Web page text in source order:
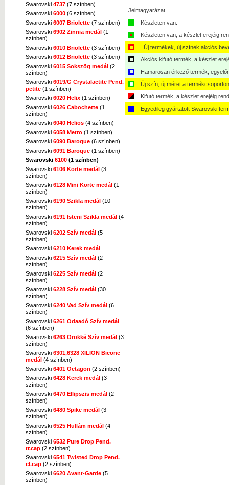
Swarovski 4737 (7 színben)
Swarovski 6000 (6 színben)
Swarovski 6007 Briolette (7 színben)
Swarovski 6902 Zinnia medál (1
színben)
Swarovski 6010 Briolette (3 színben)
Swarovski 6012 Briolette (3 színben)
Swarovski 6015 Sokszög medál (2
színben)
Swarovski 6019/G Crystalactite Pend.
petite (1 színben)
Swarovski 6020 Helix (1 színben)
Swarovski 6026 Cabochette (1
színben)
Swarovski 6040 Helios (4 színben)
Swarovski 6058 Metro (1 színben)
Swarovski 6090 Baroque (6 színben)
Swarovski 6091 Baroque (1 színben)
Swarovski 6100 (1 színben)
Swarovski 6106 Körte medál (3
színben)
Swarovski 6128 Mini Körte medál (1
színben)
Swarovski 6190 Szikla medál (10
színben)
Swarovski 6191 Isteni Szikla medál (4
színben)
Swarovski 6202 Szív medál (5
színben)
Swarovski 6210 Kerek medál
Swarovski 6215 Szív medál (2
színben)
Swarovski 6225 Szív medál (2
színben)
Swarovski 6228 Szív medál (30
színben)
Swarovski 6240 Vad Szív medál (6
színben)
Swarovski 6261 Odaadó Szív medál
(6 színben)
Swarovski 6263 Örökké Szív medál (3
színben)
Swarovski 6301,6328 XILION Bicone
medál (4 színben)
Swarovski 6401 Octagon (2 színben)
Swarovski 6428 Kerek medál (3
színben)
Swarovski 6470 Ellipszis medál (2
színben)
Swarovski 6480 Spike medál (3
színben)
Swarovski 6525 Hullám medál (4
színben)
Swarovski 6532 Pure Drop Pend.
tr.cap (2 színben)
Swarovski 6541 Twisted Drop Pend.
cl.cap (2 színben)
Swarovski 6620 Avant-Garde (5
színben)
Jelmagyarázat
Készleten van.
Készleten van, a készlet erejéig
Új termékek, új színek akciós
Akciós kifutó termék, a készlet
Hamarosan érkező termék,
Új szín, új méret a
Kifutó termék, a készlet erejéig
Egyedileg gyártatott Swarovski